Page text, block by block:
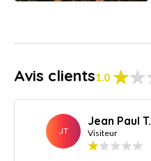
Avis clients1.0
JT
Jean Paul T.
Visiteur